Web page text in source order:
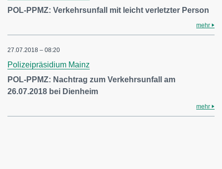
POL-PPMZ: Verkehrsunfall mit leicht verletzter Person
mehr
27.07.2018 – 08:20
Polizeipräsidium Mainz
POL-PPMZ: Nachtrag zum Verkehrsunfall am
26.07.2018 bei Dienheim
mehr